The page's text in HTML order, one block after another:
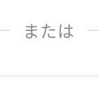
または